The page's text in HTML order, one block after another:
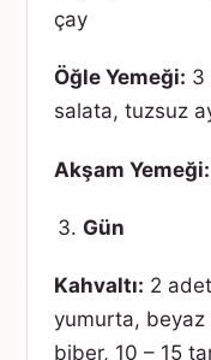
çay
Öğle Yemeği: 3
salata, tuzsuz
Akşam Yemeği:
Gün
Kahvaltı: 2
yumurta, beyaz
biber, 10 – 15